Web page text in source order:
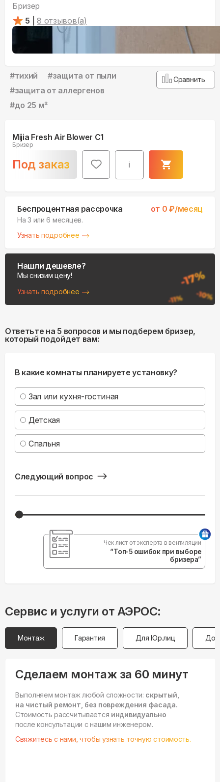
Бризер
5
8 отзывов(а)
#тихий #защита от пыли
#защита от аллергенов
#до 25 м²
Сравнить
Mijia Fresh Air Blower C1
Бризер
Под заказ i
Беспроцентная рассрочка от 0 ₽/месяц
На 3 или 6 месяцев.
Узнать подробнее
Нашли дешевле?
Мы снизим цену!
Узнать подробнее
Ответьте на 5 вопросов и мы подберем бризер,
который подойдет вам:
В какие комнаты планируете установку?
Зал или кухня-гостиная
Детская
Спальня
Следующий вопрос
Чек лист от эксперта в вентиляции
“Топ-5 ошибок при выборе
бризера”
Сервис и услуги от АЭРОС:
Монтаж Гарантия Для Юр.лиц
Сделаем монтаж за 60 минут
Выполняем монтаж любой сложности: скрытый,
на чистый ремонт, без повреждения фасада.
Стоимость рассчитывается индивидуально
после консультации с нашим инженером.
Свяжитесь с нами, чтобы узнать точную стоимость.